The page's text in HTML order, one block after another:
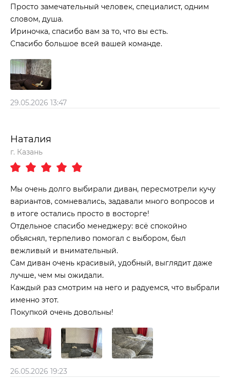
Просто замечательный человек, специалист, одним
словом, душа.
Ириночка, спасибо вам за то, что вы есть.
Спасибо большое всей вашей команде.
29.05.2026 13:47
Наталия
г. Казань
Мы очень долго выбирали диван, пересмотрели кучу
вариантов, сомневались, задавали много вопросов и
в итоге остались просто в восторге!
Отдельное спасибо менеджеру: всё спокойно
объяснял, терпеливо помогал с выбором, был
вежливый и внимательный.
Сам диван очень красивый, удобный, выглядит даже
лучше, чем мы ожидали.
Каждый раз смотрим на него и радуемся, что выбрали
именно этот.
Покупкой очень довольны!
26.05.2026 19:23